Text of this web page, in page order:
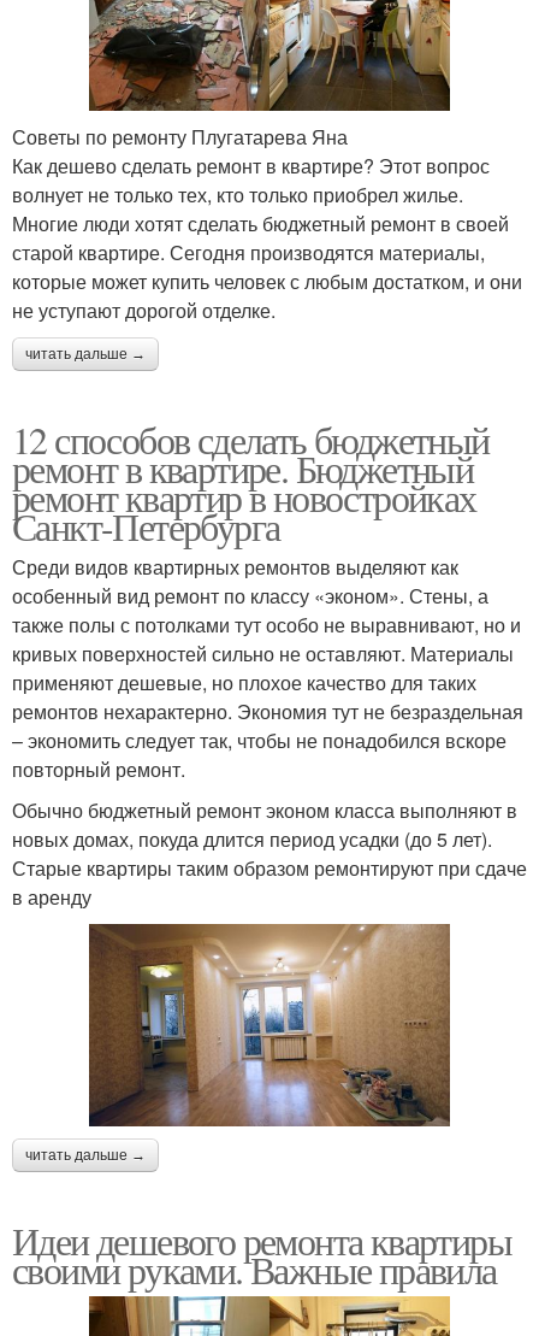
Советы по ремонту Плугатарева Яна
Как дешево сделать ремонт в квартире? Этот вопрос
волнует не только тех, кто только приобрел жилье.
Многие люди хотят сделать бюджетный ремонт в своей
старой квартире. Сегодня производятся материалы,
которые может купить человек с любым достатком, и они
не уступают дорогой отделке.
читать дальше →
12 способов сделать бюджетный
ремонт в квартире. Бюджетный
ремонт квартир в новостройках
Санкт-Петербурга
Среди видов квартирных ремонтов выделяют как
особенный вид ремонт по классу «эконом». Стены, а
также полы с потолками тут особо не выравнивают, но и
кривых поверхностей сильно не оставляют. Материалы
применяют дешевые, но плохое качество для таких
ремонтов нехарактерно. Экономия тут не безраздельная
– экономить следует так, чтобы не понадобился вскоре
повторный ремонт.
Обычно бюджетный ремонт эконом класса выполняют в
новых домах, покуда длится период усадки (до 5 лет).
Старые квартиры таким образом ремонтируют при сдаче
в аренду
читать дальше →
Идеи дешевого ремонта квартиры
своими руками. Важные правила